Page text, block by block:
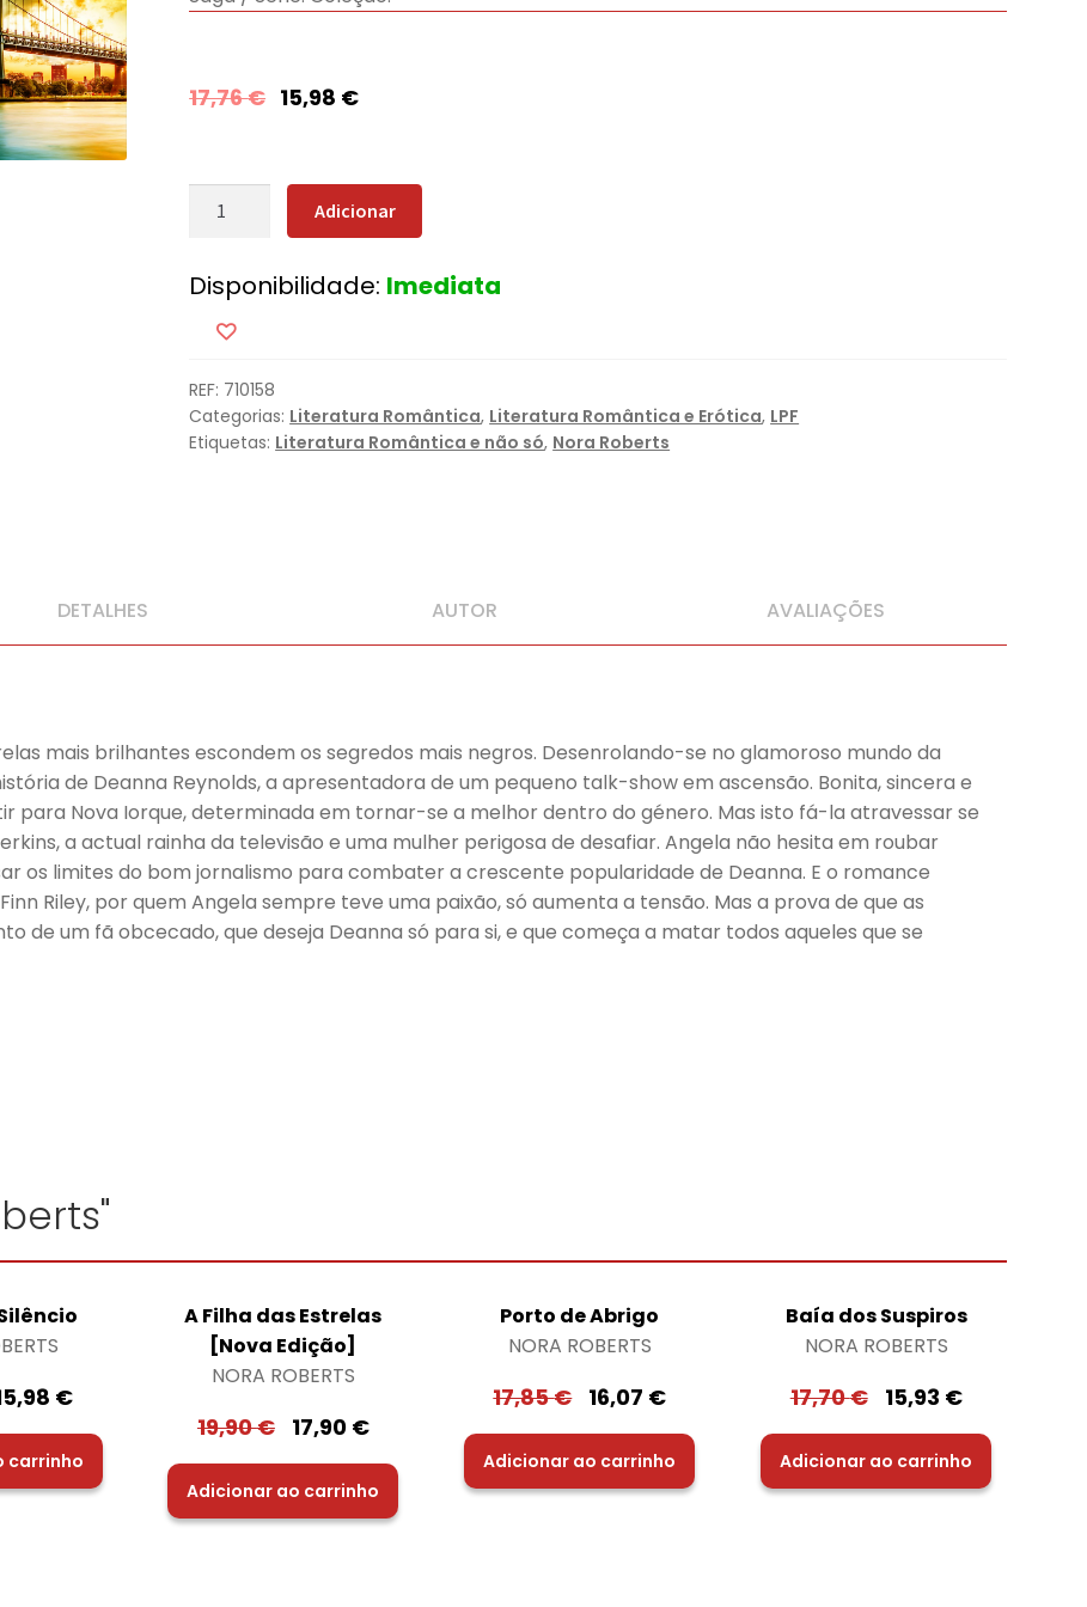
17,76€ 15,98 €
Quantidade
Privados
Adicionar
Disponibilidade: Imediata
REF: 710158
Categorias: Literatura Romântica, Literatura Romântica e Erótica, LPF
Etiquetas: Literatura Romântica e não só, Nora Roberts
DETALHES AUTOR AVALIAÇÕES
mais brilhantes escondem os segredos mais negros. Desenrolando-se no glamoroso mundo da
de Deanna Reynolds, a apresentadora de um pequeno talk-show em ascensão. Bonita, sincera e
para Nova Iorque, determinada em tornar-se a melhor dentro do género. Mas isto fá-la atravessar se
a actual rainha da televisão e uma mulher perigosa de desafiar. Angela não hesita em roubar
os limites do bom jornalismo para combater a crescente popularidade de Deanna. E o romance
Riley, por quem Angela sempre teve uma paixão, só aumenta a tensão. Mas a prova de que as
de um fã obcecado, que deseja Deanna só para si, e que começa a matar todos aqueles que se
€
carrinho
A Filha das Estrelas
[Nova Edição]
NORA ROBERTS
19,90€ 17,90 €
Adicionar ao carrinho
Porto de Abrigo
NORA ROBERTS
17,85€ 16,07 €
Adicionar ao carrinho
Baía dos Suspiros
NORA ROBERTS
17,70€ 15,93 €
Adicionar ao carrinho